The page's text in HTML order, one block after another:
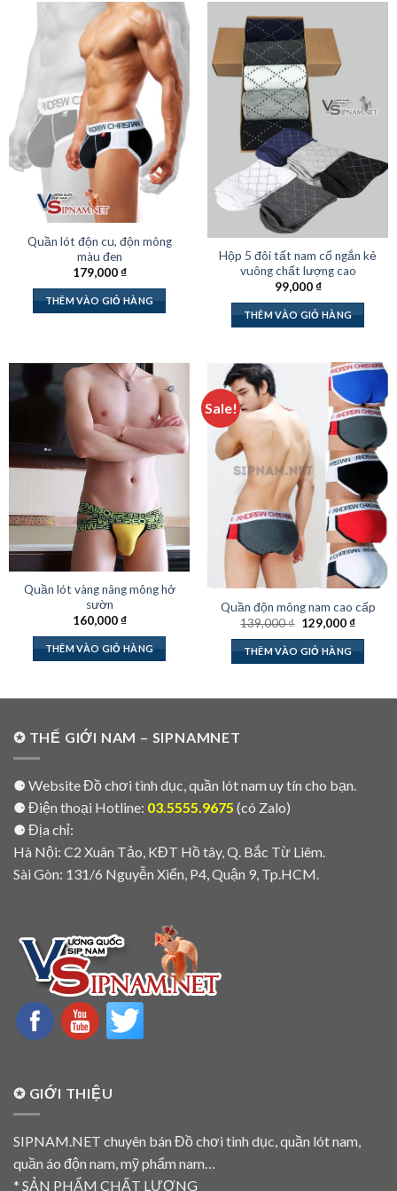
Quần lót độn cu, độn mông
màu đen
179,000₫
THÊM VÀO GIỎ HÀNG
Hộp 5 đôi tất nam cổ ngắn kẻ
vuông chất lượng cao
99,000₫
THÊM VÀO GIỎ HÀNG
Quần lót vàng nâng mông hở
sườn
160,000₫
THÊM VÀO GIỎ HÀNG
Sale!
Quần độn mông nam cao cấp
139,000₫ Giá
là:
139,000 ₫.
129,000₫Giá
THÊM VÀO GIỎ HÀNG
✪ THẾ GIỚI NAM – SIPNAMNET
⚈ Website Đồ chơi tình dục, quần lót nam uy tín cho bạn.
⚈ Điện thoại Hotline: 03.5555.9675 (có Zalo)
⚈ Địa chỉ:
Hà Nội: C2 Xuân Tảo, KĐT Hồ tây, Q. Bắc Từ Liêm.
Sài Gòn: 131/6 Nguyễn Xiển, P4, Quận 9, Tp.HCM.
✪ GIỚI THIỆU
SIPNAM.NET chuyên bán Đồ chơi tình dục, quần lót nam,
quần áo độn nam, mỹ phẩm nam…
* SẢN PHẨM CHẤT LƯỢNG